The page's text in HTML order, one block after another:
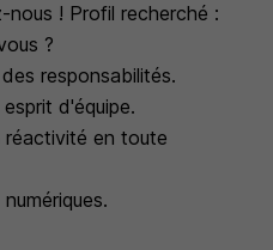
! Profil recherché :
?
responsabilités.
d'équipe.
réactivité en toute